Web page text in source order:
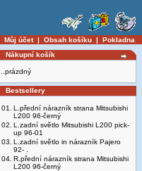
Můj účet| Obsah košíku | Pokladna
Nákupní košík
..prázdný
Bestsellery
01.
L.přední nárazník strana Mitsubishi
L200 96-černý
02. L.zadní světlo Mitsubishi L200 pick-
up 96-01
03. L.zadní světlo in nárazník Pajero
92- .
04. R.přední nárazník strana Mitsubishi
L200 96-černý